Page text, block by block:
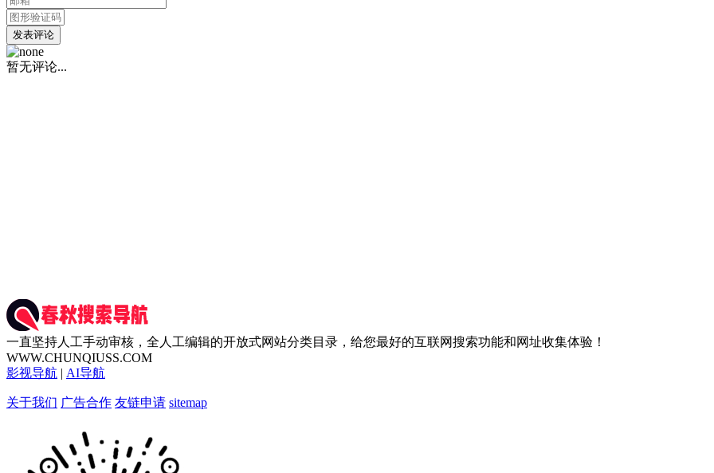
发表评论
暂无评论...
一直坚持人工手动审核，全人工编辑的开放式网站分类目录，给您最好的互联网搜索功能和网址收集体验！
WWW.CHUNQIUSS.COM
影视导航 | AI导航
关于我们 广告合作 友链申请 sitemap